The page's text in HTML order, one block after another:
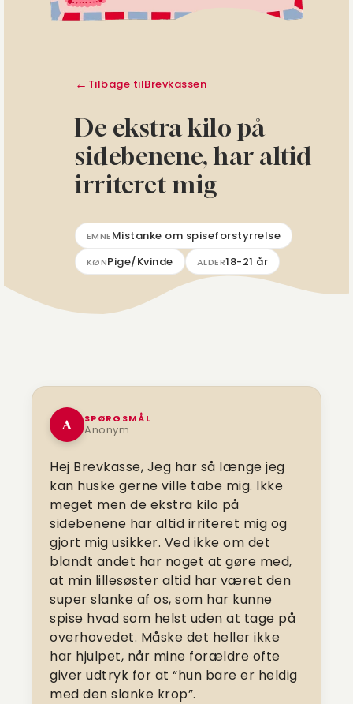
Tilbage tilBrevkassen
De ekstra kilo på
sidebenene, har altid
irriteret mig
EMNEMistanke om spiseforstyrrelse
KØNPige/Kvinde ALDER18-21 år
A SPØRGSMÅL
Anonym
Hej Brevkasse, Jeg har så længe jeg
kan huske gerne ville tabe mig. Ikke
meget men de ekstra kilo på
sidebenene har altid irriteret mig og
gjort mig usikker. Ved ikke om det
blandt andet har noget at gøre med,
at min lillesøster altid har været den
super slanke af os, som har kunne
spise hvad som helst uden at tage på
overhovedet. Måske det heller ikke
har hjulpet, når mine forældre ofte
giver udtryk for at “hun bare er heldig
med den slanke krop”.